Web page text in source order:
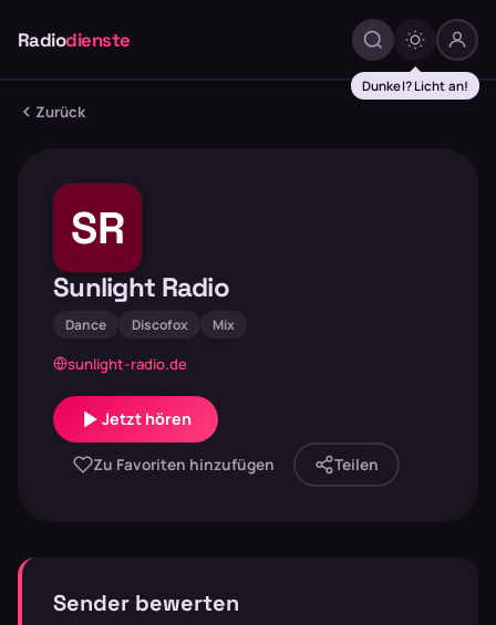
Radiodienste
Dunkel? Licht an!
Zurück
SR
Sunlight Radio
Dance Discofox Mix
sunlight-radio.de
Jetzt hören
Zu Favoriten hinzufügen Teilen
Sender bewerten